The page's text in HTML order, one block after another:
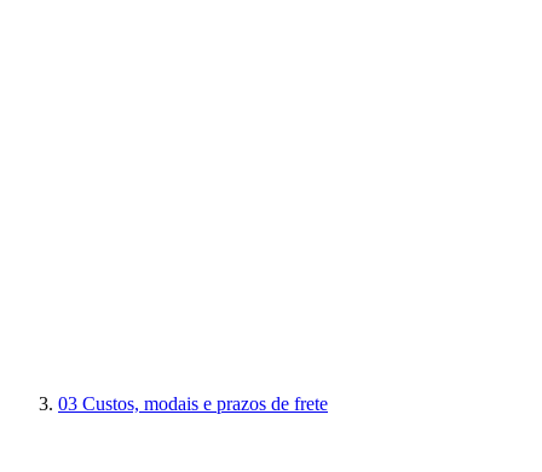
03 Custos, modais e prazos de frete